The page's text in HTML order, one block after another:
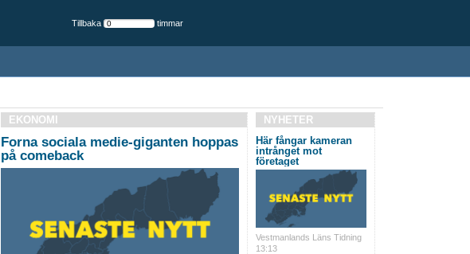
Tillbaka timmar
EKONOMI
Forna sociala medie-giganten hoppas
på comeback
NYHETER
Här fångar kameran
intrånget mot
företaget
Vestmanlands Läns Tidning
13:13